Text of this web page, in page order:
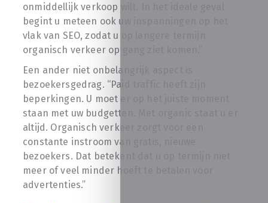
onmiddellijk verkoop wilt. In het ideale geval
begint u meteen ook uw inspanningen op het
vlak van SEO, zodat u op langere termijn
organisch verkeer op gang ziet komen.”
Een ander niet onbelangrijk aspect is
bezoekersgedrag. “Paid traffic heeft zijn
beperkingen. U moet er op het juiste moment
staan met uw budgetten. Met organic staat u er
altijd. Organisch verkeer zorgt voor een
constante instroom van gratis, nieuwe
bezoekers. Dat betekent dat u op termijn niet
meer of veel minder hoeft te betalen voor
advertenties.”